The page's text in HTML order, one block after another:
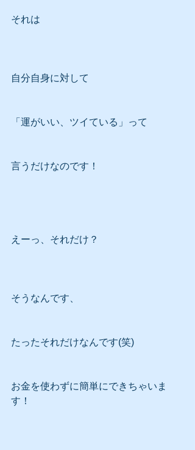
それは
自分自身に対して
「運がいい、ツイている」って
言うだけなのです！
えーっ、それだけ？
そうなんです、
たったそれだけなんです(笑)
お金を使わずに簡単にできちゃいま
す！